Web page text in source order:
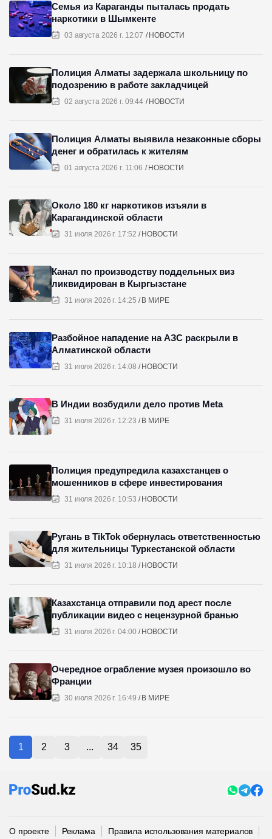
03 августа 2026 г. 12:07 НОВОСТИ
Семья из Караганды пыталась продать
наркотики в Шымкенте
02 августа 2026 г. 09:44 НОВОСТИ
Полиция Алматы задержала школьницу по
подозрению в работе закладчицей
01 августа 2026 г. 11:06 НОВОСТИ
Полиция Алматы выявила незаконные сборы
денег и обратилась к жителям
31 июля 2026 г. 17:52 НОВОСТИ
Около 180 кг наркотиков изъяли в
Карагандинской области
31 июля 2026 г. 14:25 В МИРЕ
Канал по производству поддельных виз
ликвидирован в Кыргызстане
31 июля 2026 г. 14:08 НОВОСТИ
Разбойное нападение на АЗС раскрыли в
Алматинской области
31 июля 2026 г. 12:23 В МИРЕ
В Индии возбудили дело против Meta
31 июля 2026 г. 10:53 НОВОСТИ
Полиция предупредила казахстанцев о
мошенников в сфере инвестирования
31 июля 2026 г. 10:18 НОВОСТИ
Ругань в TikTok обернулась ответственностью
для жительницы Туркестанской области
31 июля 2026 г. 04:00 НОВОСТИ
Казахстанца отправили под арест после
публикации видео с нецензурной бранью
30 июля 2026 г. 16:49 В МИРЕ
Очередное ограбление музея произошло во
Франции
1 2 3 ... 34 35
О проекте Реклама Правила использования материалов